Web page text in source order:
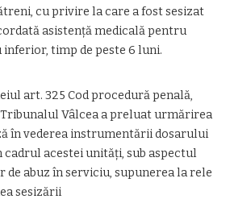
cu privire la care a fost sesizat
asistență medicală pentru
timp de peste 6 luni.
art. 325 Cod procedură penală,
Vâlcea a preluat urmărirea
în vederea instrumentării dosarului
acestei unități, sub aspectul
abuz în serviciu, supunerea la rele
sesizării